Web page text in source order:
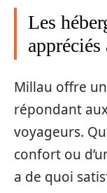
Les
Millau offre
répondant
voyageurs.
confort ou
a de quoi